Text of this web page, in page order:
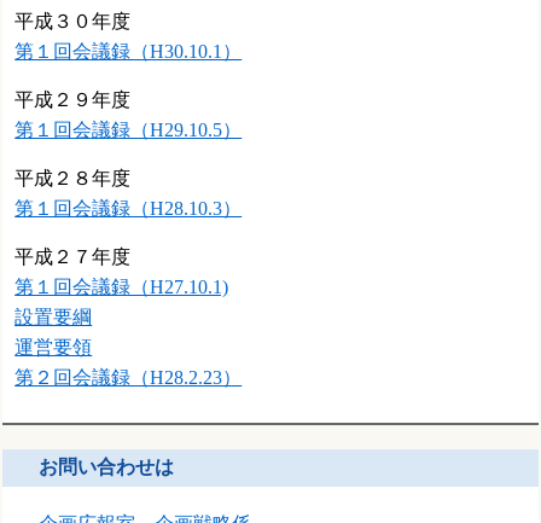
平成３０年度
第１回会議録（H30.10.1）
平成２９年度
第１回会議録（H29.10.5）
平成２８年度
第１回会議録（H28.10.3）
平成２７年度
第１回会議録（H27.10.1)
設置要綱
運営要領
第２回会議録（H28.2.23）
お問い合わせは